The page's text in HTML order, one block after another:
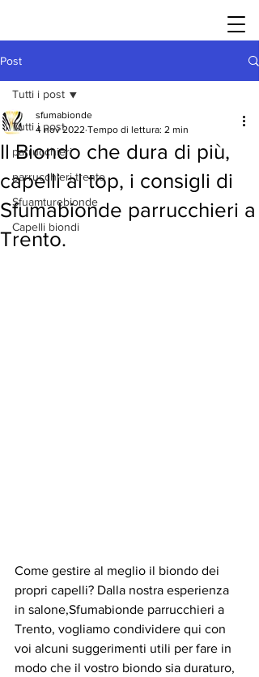
Post
Tutti i post
parrucchieri
parrucchieri trento
Sfuamturebionde
Capelli biondi
Tutti i post
Il Biondo che dura di più,
capelli al top, i consigli di
Sfumabionde parrucchieri a
Trento.
sfumabionde
4 nov 2022 Tempo di lettura: 2 min
Come gestire al meglio il biondo dei
propri capelli? Dalla nostra esperienza
in salone,Sfumabionde parrucchieri a
Trento, vogliamo condividere qui con
voi alcuni suggerimenti utili per fare in
modo che il vostro biondo sia duraturo,